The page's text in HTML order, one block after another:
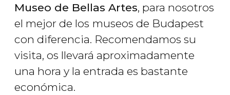
Museo de Bellas Artes, para nosotros
el mejor de los museos de Budapest
con diferencia. Recomendamos su
visita, os llevará aproximadamente
una hora y la entrada es bastante
económica.